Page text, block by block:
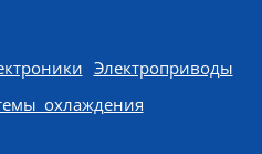
Электроприводы
охлаждения